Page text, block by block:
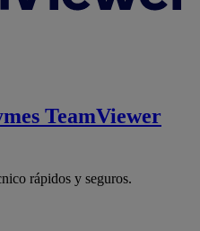
TeamViewer
rápidos y seguros.